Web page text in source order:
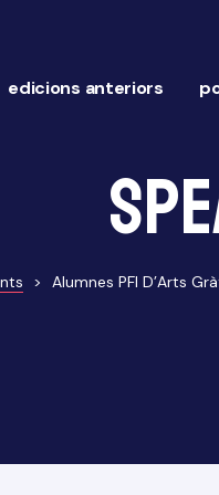
edicions anteriors
> Alumnes PFI D’Arts